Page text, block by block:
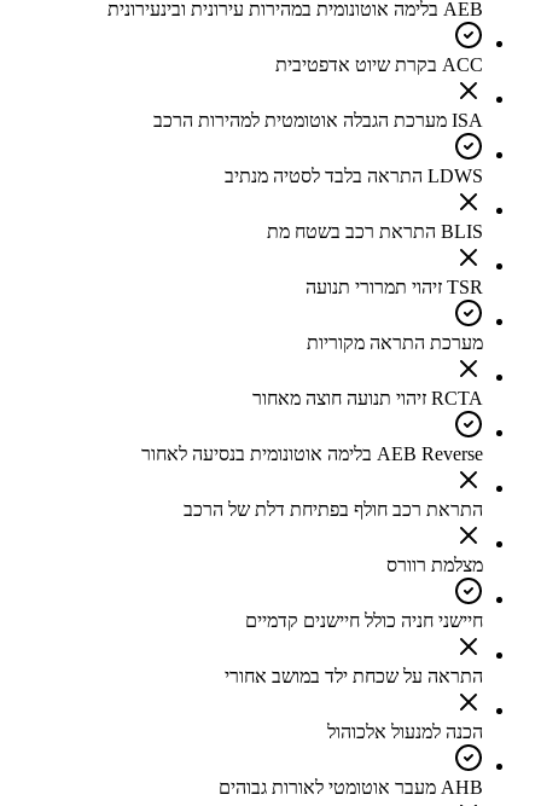
AEB בלימה אוטונומית במהירות עירונית ובינעירונית
ACC בקרת שיוט אדפטיבית
ISA מערכת הגבלה אוטומטית למהירות הרכב
LDWS התראה בלבד לסטיה מנתיב
BLIS התראת רכב בשטח מת
TSR זיהוי תמרורי תנועה
מערכת התראה מקוריות
RCTA זיהוי תנועה חוצה מאחור
AEB Reverse בלימה אוטונומית בנסיעה לאחור
התראת רכב חולף בפתיחת דלת של הרכב
מצלמת רוורס
חיישני חניה כולל חיישנים קדמיים
התראה על שכחת ילד במושב אחורי
הכנה למנעול אלכוהול
AHB מעבר אוטומטי לאורות גבוהים